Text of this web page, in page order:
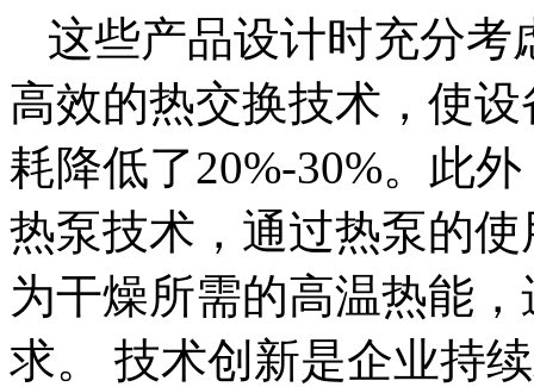
这些产品设计时充分考
高效的热交换技术，使
耗降低了20%-30%。此
热泵技术，通过热泵的
为干燥所需的高温热能
求。 技术创新是企业持